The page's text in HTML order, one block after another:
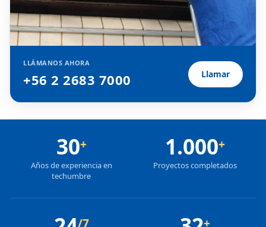
LLÁMANOS AHORA
+56 2 2683 7000 Llamar
30+
Años de experiencia en
techumbre
1.000+
Proyectos completados
/7 +